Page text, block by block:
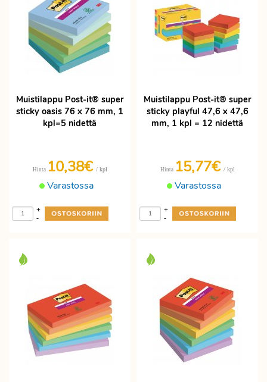
Muistilappu Post-it® super
sticky oasis 76 x 76 mm, 1
kpl=5 nidettä
Varastossa
Hinta 10,38€ / kpl
-
+
Muistilappu Post-it® super
sticky playful 47,6 x 47,6
mm, 1 kpl = 12 nidettä
Varastossa
Hinta 15,77€ / kpl
-
+